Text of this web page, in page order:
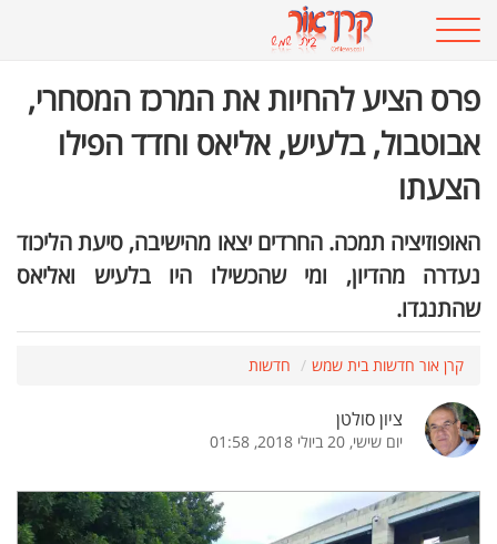
פרס הציע להחיות את המרכז המסחרי,
אבוטבול, בלעיש, אליאס וחדד הפילו
הצעתו
האופוזיציה תמכה. החרדים יצאו מהישיבה, סיעת הליכוד
נעדרה מהדיון, ומי שהכשילו היו בלעיש ואליאס
שהתנגדו.
קרן אור חדשות בית שמש חדשות
ציון סולטן
יום שישי, 20 ביולי 2018, 01:58